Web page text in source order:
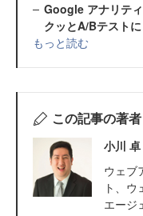
Google アナリテ
クッとA/Bテストに
もっと読む
この記事の著者
小川 卓
ウェブ
ト、
エージ